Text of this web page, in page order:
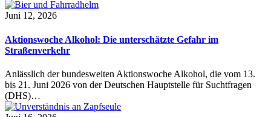
Juni 12, 2026
Aktionswoche Alkohol: Die unterschätzte Gefahr im
Straßenverkehr
Anlässlich der bundesweiten Aktionswoche Alkohol, die vom 13.
bis 21. Juni 2026 von der Deutschen Hauptstelle für Suchtfragen
(DHS)…